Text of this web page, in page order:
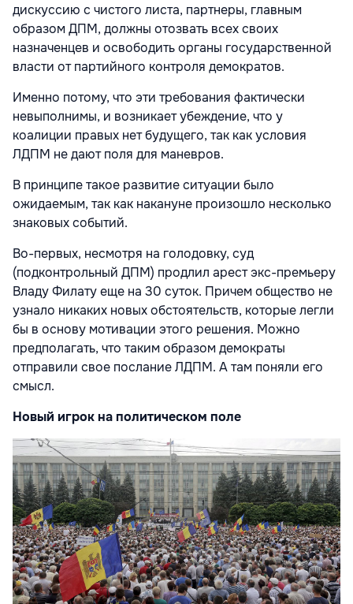
дискуссию с чистого листа, партнеры, главным
образом ДПМ, должны отозвать всех своих
назначенцев и освободить органы государственной
власти от партийного контроля демократов.
Именно потому, что эти требования фактически
невыполнимы, и возникает убеждение, что у
коалиции правых нет будущего, так как условия
ЛДПМ не дают поля для маневров.
В принципе такое развитие ситуации было
ожидаемым, так как накануне произошло несколько
знаковых событий.
Во-первых, несмотря на голодовку, суд
(подконтрольный ДПМ) продлил арест экс-премьеру
Владу Филату еще на 30 суток. Причем общество не
узнало никаких новых обстоятельств, которые легли
бы в основу мотивации этого решения. Можно
предполагать, что таким образом демократы
отправили свое послание ЛДПМ. А там поняли его
смысл.
Новый игрок на политическом поле